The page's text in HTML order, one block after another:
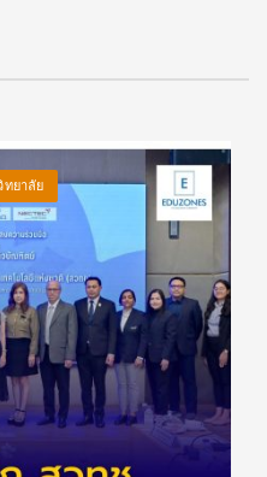
ทยาลัย